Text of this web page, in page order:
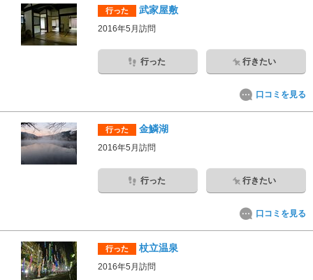
行った 武家屋敷
2016年5月訪問
行った 行きたい
口コミを見る
行った 金鱗湖
2016年5月訪問
行った 行きたい
口コミを見る
行った 杖立温泉
2016年5月訪問